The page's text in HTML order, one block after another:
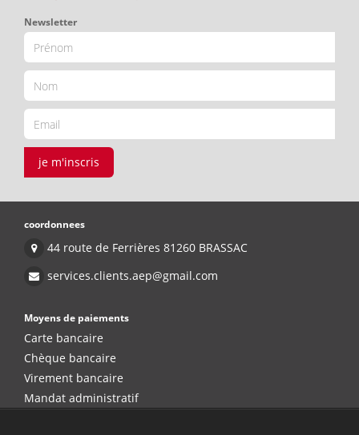
Newsletter
je m'inscris
coordonnees
44 route de Ferrières 81260 BRASSAC
services.clients.aep@gmail.com
Moyens de paiements
Carte bancaire
Chèque bancaire
Virement bancaire
Mandat administratif